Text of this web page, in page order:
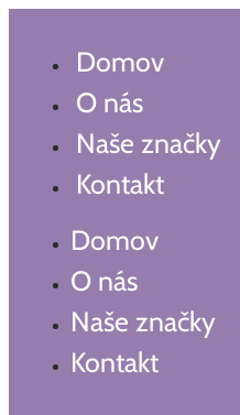
Preskočiť
Domov
O nás
Naše značky
Kontakt
Domov
O nás
Naše značky
Kontakt